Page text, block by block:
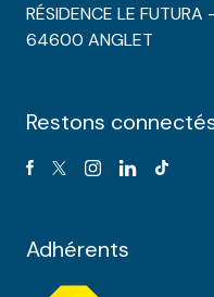
RÉSIDENCE LE
64600 ANGLET
Restons
Adhérents